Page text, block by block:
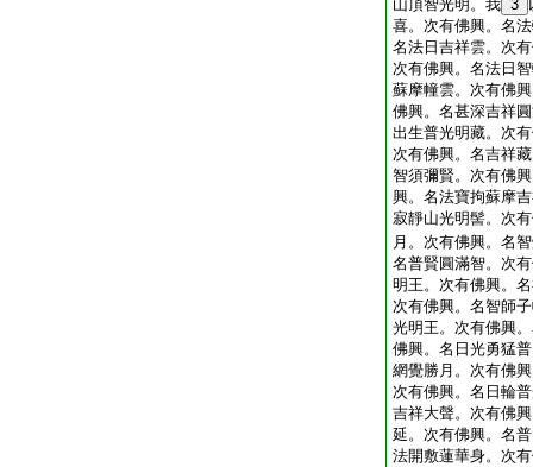
山頂智光明。我 3
喜。次有佛興。名
名法日吉祥雲。次
次有佛興。名法日
蘇摩幢雲。次有佛
佛興。名甚深吉祥
出生普光明藏。次
次有佛興。名吉祥
智須彌賢。次有佛
興。名法寶拘蘇摩
寂靜山光明髻。次
月。次有佛興。名
名普賢圓滿智。次
明王。次有佛興。
次有佛興。名智師
光明王。次有佛興
佛興。名日光勇猛
網覺勝月。次有佛
次有佛興。名日輪
吉祥大聲。次有佛
延。次有佛興。名
法開敷蓮華身。次